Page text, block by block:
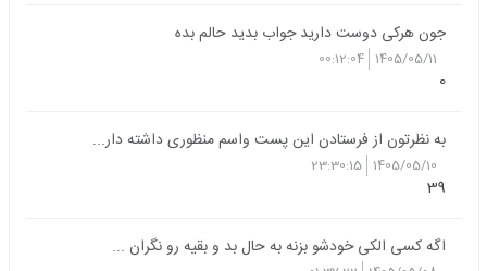
جون هرکی دوست دارید جواب بدید حالم بده
1405/05/11
00:12:04
0
به نظرتون از فرستادن این پست واسم منظوری داشته دار...
1405/05/10
23:30:15
39
اگه کسی الکی خودشو بزنه به حال بد و بقیه رو نگران ...